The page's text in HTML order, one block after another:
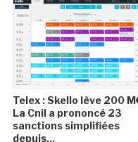
Telex : Skello lève 200
La Cnil a prononcé 23
sanctions simplifiées
depuis...